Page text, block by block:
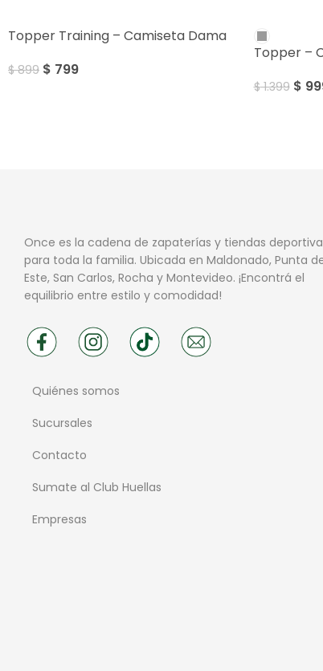
Topper Training – Camiseta Dama
$899 $ 799
Topper –
$1.399 $
Once es la cadena de zapaterías y tiendas
para toda la familia. Ubicada en Maldonado, Punta
Este, San Carlos, Rocha y Montevideo. ¡Encontrá el
equilibrio entre estilo y comodidad!
Quiénes somos
Sucursales
Contacto
Sumate al Club Huellas
Empresas